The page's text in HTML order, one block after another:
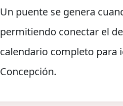
Un puente se genera
permitiendo conectar el
calendario completo para
Concepción.